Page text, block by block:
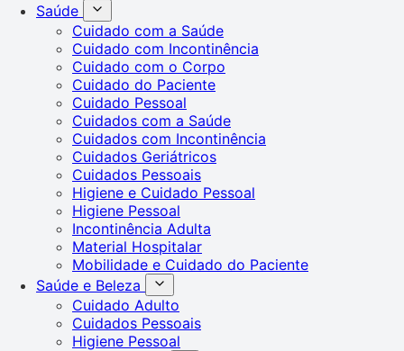
Saúde
Cuidado com a Saúde
Cuidado com Incontinência
Cuidado com o Corpo
Cuidado do Paciente
Cuidado Pessoal
Cuidados com a Saúde
Cuidados com Incontinência
Cuidados Geriátricos
Cuidados Pessoais
Higiene e Cuidado Pessoal
Higiene Pessoal
Incontinência Adulta
Material Hospitalar
Mobilidade e Cuidado do Paciente
Saúde e Beleza
Cuidado Adulto
Cuidados Pessoais
Higiene Pessoal